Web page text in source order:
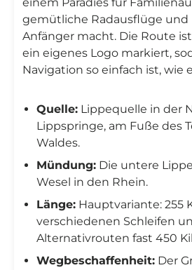
gemütliche Radausflüge und
Anfänger macht. Die Route
ein eigenes Logo markiert,
Navigation so einfach ist, wie
Quelle: Lippequelle in der
Lippspringe, am Fuße des
Waldes.
Mündung: Die untere
Wesel in den Rhein.
Länge: Hauptvariante: 255
verschiedenen Schleifen
Alternativrouten fast 450
Wegbeschaffenheit: Der